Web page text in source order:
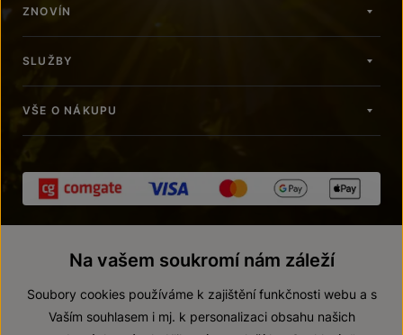
ZNOVÍN
SLUŽBY
VŠE O NÁKUPU
Na vašem soukromí nám záleží
Soubory cookies používáme k zajištění funkčnosti webu a s
Vaším souhlasem i mj. k personalizaci obsahu našich